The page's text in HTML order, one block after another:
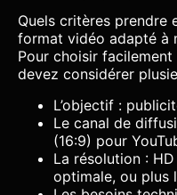
Quels critères prendre
format vidéo adapté à
Pour choisir
devez considérer
L’objectif :
Le canal de
(16:9) pour
La résolution :
optimale, ou plus